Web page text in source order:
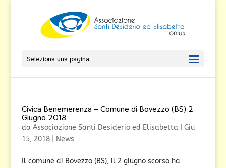
Seleziona una pagina
Civica Benemerenza – Comune di Bovezzo (BS) 2
Giugno 2018
da Associazione Santi Desiderio ed Elisabetta
Giu
15, 2018| News
Il comune di Bovezzo (BS), il 2 giugno scorso ha